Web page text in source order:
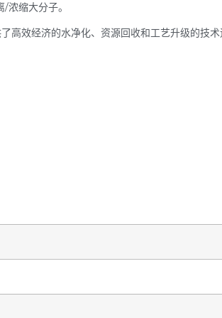
浓缩大分子。
高效经济的水净化、资源回收和工艺升级的技